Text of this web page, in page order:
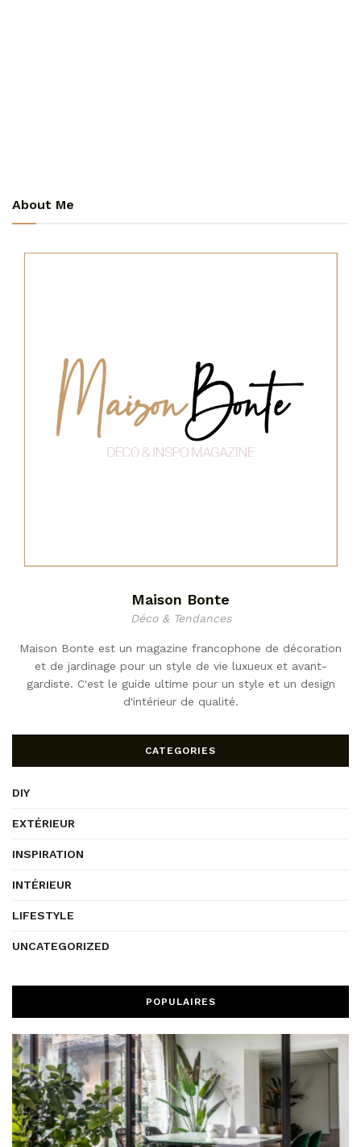
About Me
Maison Bonte
Déco & Tendances
Maison Bonte est un magazine francophone de décoration
et de jardinage pour un style de vie luxueux et avant-
gardiste. C'est le guide ultime pour un style et un design
d'intérieur de qualité.
CATEGORIES
DIY
EXTÉRIEUR
INSPIRATION
INTÉRIEUR
LIFESTYLE
UNCATEGORIZED
POPULAIRES